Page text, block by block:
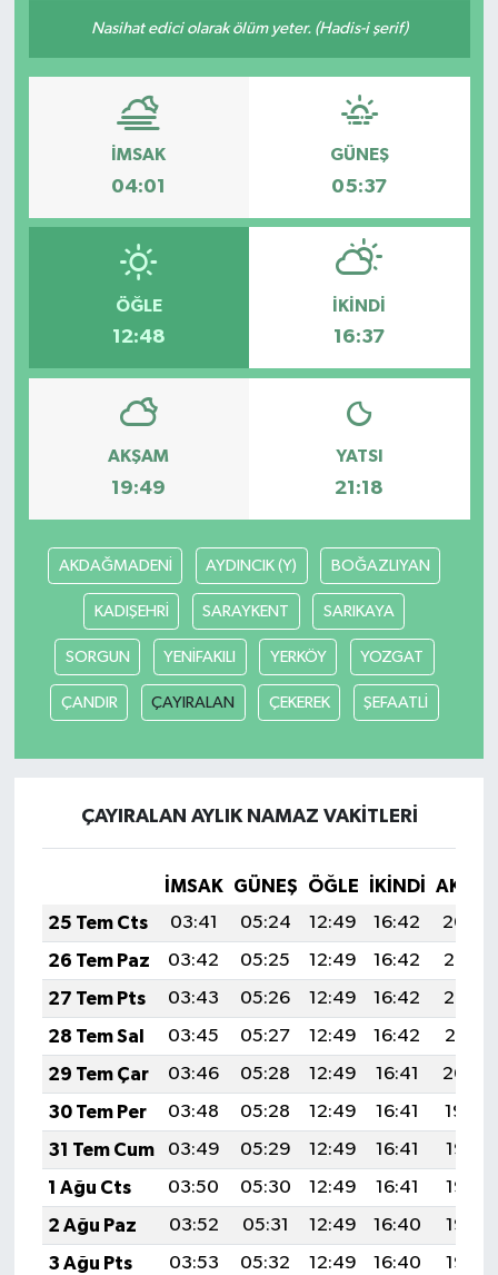
Nasihat edici olarak ölüm yeter. (Hadis-i şerif)
İMSAK
04:01
GÜNEŞ
05:37
ÖĞLE
12:48
İKINDI
16:37
AKŞAM
19:49
YATSI
21:18
AKDAĞMADENİ AYDINCIK (Y) BOĞAZLIYAN
KADIŞEHRİ SARAYKENT SARIKAYA
SORGUN YENİFAKILI YERKÖY YOZGAT
ÇANDIR ÇAYIRALAN ÇEKEREK ŞEFAATLİ
ÇAYIRALAN AYLIK NAMAZ VAKITLERI
İMSAK GÜNEŞ ÖĞLE İKINDI
25 Tem Cts
03:41 05:24 12:49 16:42
20:04
26 Tem Paz
03:42 05:25 12:49 16:42
20:03
27 Tem Pts
03:43 05:26 12:49 16:42
20:02
28 Tem Sal
03:45 05:27 12:49 16:42
20:01
29 Tem Çar
03:46 05:28 12:49 16:41
20:00
30 Tem Per
03:48 05:28 12:49 16:41
19:59
31 Tem Cum
03:49 05:29 12:49 16:41
19:58
1 Ağu Cts
03:50 05:30 12:49 16:41
19:57
2 Ağu Paz
03:52 05:31 12:49 16:40
19:56
3 Ağu Pts
03:53 05:32 12:49 16:40
19:55
Güncel
Kültür & Sanat
Magazin
Sağlık & Yaşam
Spor